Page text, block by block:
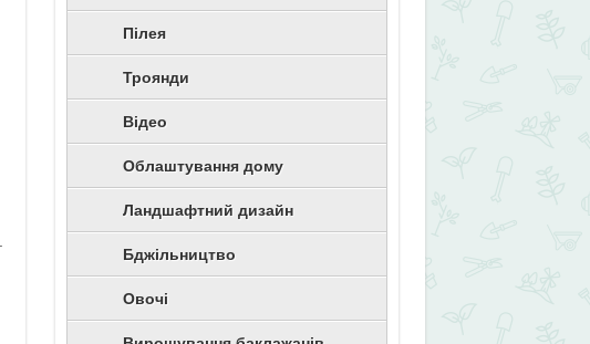
Пілея
Троянди
Відео
Облаштування дому
Ландшафтний дизайн
Бджільництво
Овочі